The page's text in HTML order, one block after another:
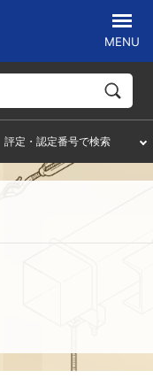
MENU
評定・認定番号で検索